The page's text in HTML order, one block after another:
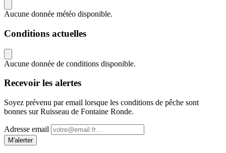
Aucune donnée météo disponible.
Conditions actuelles
Aucune donnée de conditions disponible.
Recevoir les alertes
Soyez prévenu par email lorsque les conditions de pêche sont
bonnes sur Ruisseau de Fontaine Ronde.
Adresse email
M'alerter